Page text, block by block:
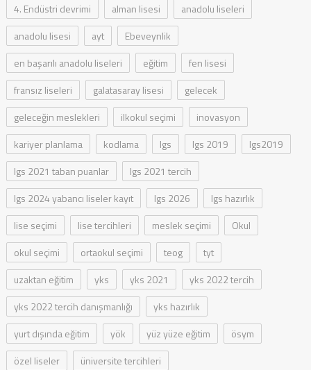
4. Endüstri devrimi alman lisesi
anadolu liseleri
anadolu lisesi
ayt
Ebeveynlik
en başarılı anadolu liseleri
eğitim
fen lisesi
fransız liseleri
galatasaray lisesi
gelecek
geleceğin meslekleri
ilkokul seçimi
inovasyon
kariyer planlama
kodlama lgs lgs 2019
lgs2019
lgs 2021 taban puanlar
lgs 2021 tercih
lgs 2024 yabancı liseler kayıt
lgs 2026
lgs hazırlık
lise seçimi
lise tercihleri meslek seçimi
Okul
okul seçimi
ortaokul seçimi teog
tyt
uzaktan eğitim
yks yks 2021
yks 2022 tercih
yks 2022 tercih danışmanlığı
yks hazırlık
yurt dışında eğitim
yök yüz yüze eğitim
ösym
özel liseler
üniversite tercihleri